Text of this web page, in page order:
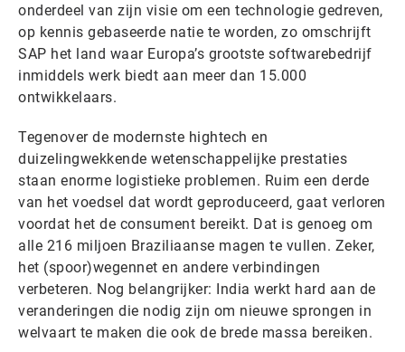
onderdeel van zijn visie om een technologie gedreven,
op kennis gebaseerde natie te worden, zo omschrijft
SAP het land waar Europa’s grootste softwarebedrijf
inmiddels werk biedt aan meer dan 15.000
ontwikkelaars.
Tegenover de modernste hightech en
duizelingwekkende wetenschappelijke prestaties
staan enorme logistieke problemen. Ruim een derde
van het voedsel dat wordt geproduceerd, gaat verloren
voordat het de consument bereikt. Dat is genoeg om
alle 216 miljoen Braziliaanse magen te vullen. Zeker,
het (spoor)wegennet en andere verbindingen
verbeteren. Nog belangrijker: India werkt hard aan de
veranderingen die nodig zijn om nieuwe sprongen in
welvaart te maken die ook de brede massa bereiken.